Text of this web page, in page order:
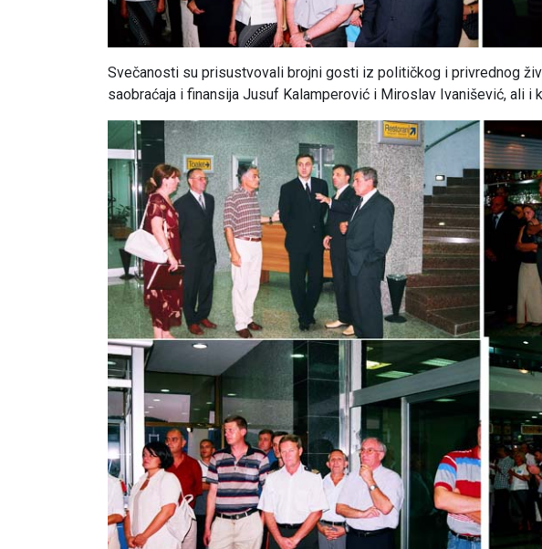
Svečanosti su prisustvovali brojni gosti iz političkog i privrednog
saobraćaja i finansija Jusuf Kalamperović i Miroslav Ivanišević, ali i